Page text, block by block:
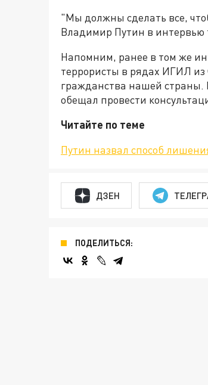
"Мы должны сделать все,
Владимир Путин в интервью
Напомним, ранее в том же
террористы в рядах ИГИЛ
гражданства нашей страны.
обещал провести
Читайте по теме
Путин назвал способ
ДЗЕН
ПОДЕЛИТЬСЯ: